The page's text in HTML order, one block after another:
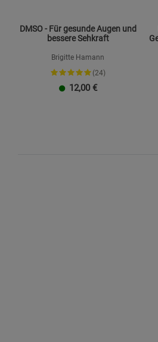
DMSO - Für gesunde Augen und
bessere Sehkraft
Brigitte Hamann
(24)
12,00 €